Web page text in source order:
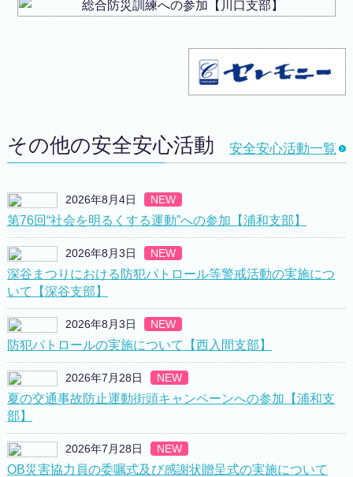
その他の安全安心活動 安全安心活動一覧
2026年8月4日 NEW
第76回“社会を明るくする運動”への参加【浦和支部】
2026年8月3日 NEW
深谷まつりにおける防犯パトロール等警戒活動の実施につ
いて【深谷支部】
2026年8月3日 NEW
防犯パトロールの実施について【西入間支部】
2026年7月28日 NEW
夏の交通事故防止運動街頭キャンペーンへの参加【浦和支
部】
2026年7月28日 NEW
OB災害協力員の委嘱式及び感謝状贈呈式の実施について